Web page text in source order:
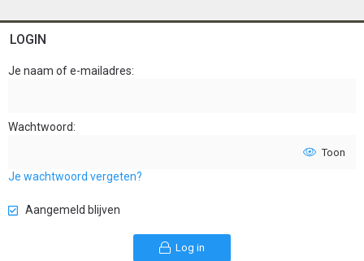
LOGIN
Je naam of e-mailadres
Wachtwoord
Toon
Je wachtwoord vergeten?
Aangemeld blijven
Log in